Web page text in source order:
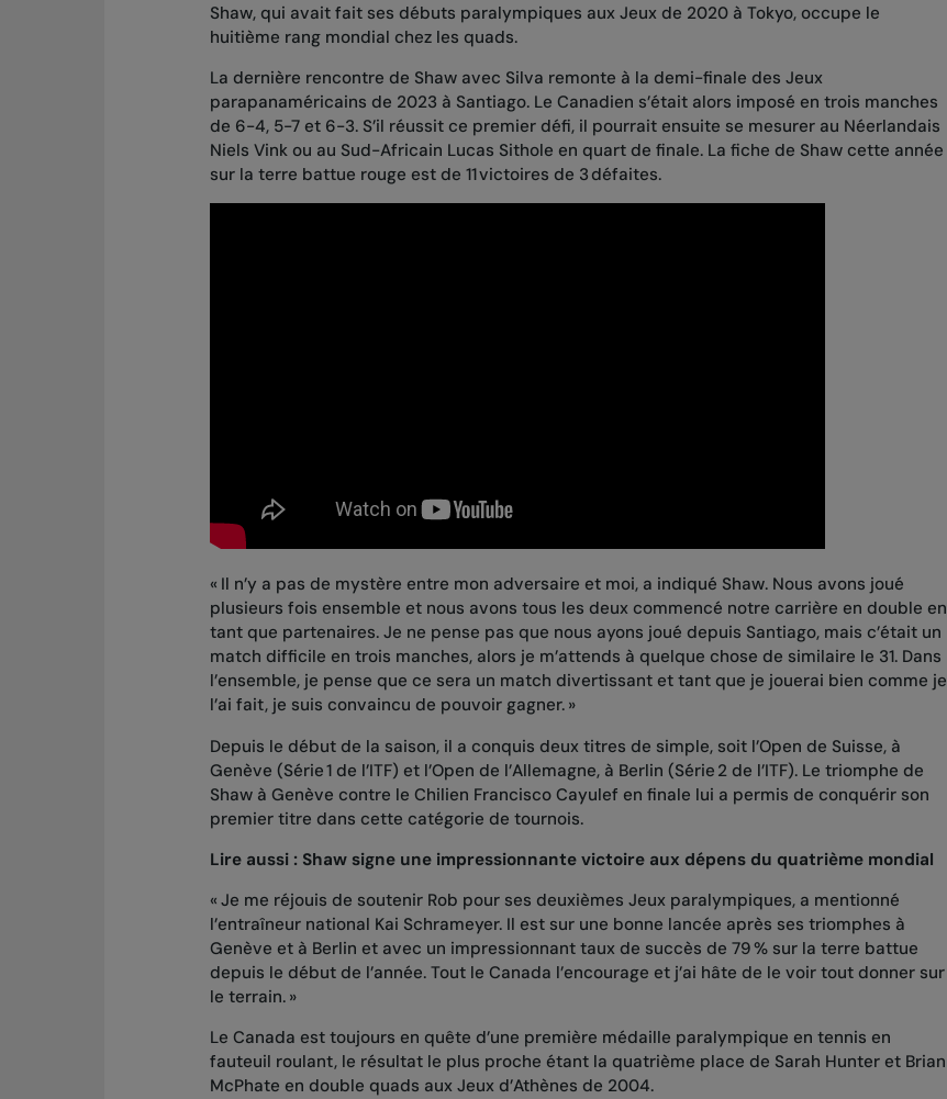
Shaw, qui avait fait ses débuts paralympiques aux Jeux de 2020 à Tokyo, occupe le
huitième rang mondial chez les quads.
La dernière rencontre de Shaw avec Silva remonte à la demi-finale des Jeux
parapanaméricains de 2023 à Santiago. Le Canadien s’était alors imposé en trois manches
de 6-4, 5-7 et 6-3. S’il réussit ce premier défi, il pourrait ensuite se mesurer au Néerlandais
Niels Vink ou au Sud-Africain Lucas Sithole en quart de finale. La fiche de Shaw cette année
sur la terre battue rouge est de 11 victoires de 3 défaites.
« Il n’y a pas de mystère entre mon adversaire et moi, a indiqué Shaw. Nous avons joué
plusieurs fois ensemble et nous avons tous les deux commencé notre carrière en double en
tant que partenaires. Je ne pense pas que nous ayons joué depuis Santiago, mais c’était un
match difficile en trois manches, alors je m’attends à quelque chose de similaire le 31. Dans
l’ensemble, je pense que ce sera un match divertissant et tant que je jouerai bien comme je
l’ai fait, je suis convaincu de pouvoir gagner. »
Depuis le début de la saison, il a conquis deux titres de simple, soit l’Open de Suisse, à
Genève (Série 1 de l’ITF) et l’Open de l’Allemagne, à Berlin (Série 2 de l’ITF). Le triomphe de
Shaw à Genève contre le Chilien Francisco Cayulef en finale lui a permis de conquérir son
premier titre dans cette catégorie de tournois.
Lire aussi : Shaw signe une impressionnante victoire aux dépens du quatrième mondial
« Je me réjouis de soutenir Rob pour ses deuxièmes Jeux paralympiques, a mentionné
l’entraîneur national Kai Schrameyer. Il est sur une bonne lancée après ses triomphes à
Genève et à Berlin et avec un impressionnant taux de succès de 79 % sur la terre battue
depuis le début de l’année. Tout le Canada l’encourage et j’ai hâte de le voir tout donner sur
le terrain. »
Le Canada est toujours en quête d’une première médaille paralympique en tennis en
fauteuil roulant, le résultat le plus proche étant la quatrième place de Sarah Hunter et Brian
McPhate en double quads aux Jeux d’Athènes de 2004.